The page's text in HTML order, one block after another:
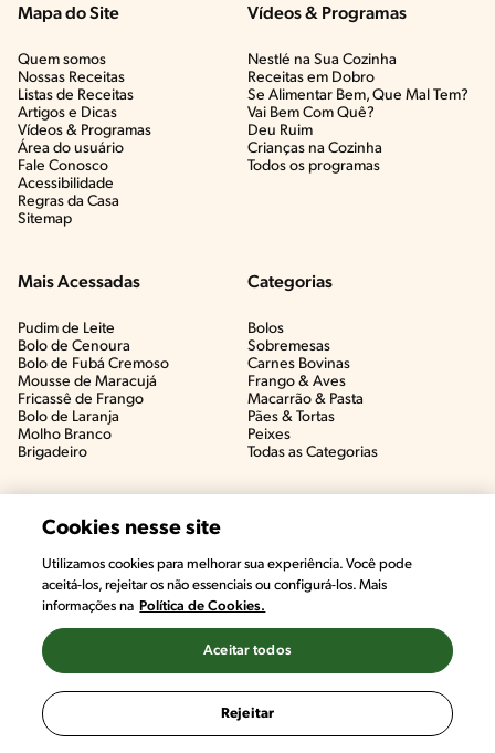
Mapa do Site
Quem somos
Nossas Receitas
Listas de Receitas​
Artigos e Dicas​
Vídeos & Programas​
Área do usuário
Fale Conosco
Acessibilidade
Regras da Casa
Sitemap
Vídeos & Programas​
Nestlé na Sua Cozinha
Receitas em Dobro
Se Alimentar Bem, Que Mal Tem?​
Vai Bem Com Quê?​
Deu Ruim​
Crianças na Cozinha​
Todos os programas
Mais Acessadas
Pudim de Leite
Bolo de Cenoura
Bolo de Fubá Cremoso
Mousse de Maracujá
Fricassê de Frango
Bolo de Laranja
Molho Branco
Brigadeiro
Categorias
Bolos
Sobremesas
Carnes Bovinas​
Frango & Aves​
Macarrão & Pasta​
Pães & Tortas​
Peixes
Todas as Categorias
Cookies nesse site
Utilizamos cookies para melhorar sua experiência. Você pode
aceitá-los, rejeitar os não essenciais ou configurá-los. Mais
informações na Política de Cookies.
Rejeitar
Aceitar todos